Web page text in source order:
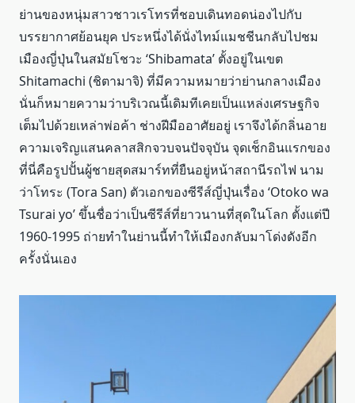
ย่านของหนุ่มสาวชาวเรโทรที่ชอบเดินทอดน่องไปกับ
บรรยากาศย้อนยุค ประหนึ่งได้นั่งไทม์แมชชีนกลับไปชม
เมืองญี่ปุ่นในสมัยโชวะ ‘Shibamata’ ตั้งอยู่ในเขต
Shitamachi (ชิตามาจิ) ที่มีความหมายว่าย่านกลางเมือง
นั่นก็หมายความว่าบริเวณนี้เดิมทีเคยเป็นแหล่งเศรษฐกิจ
เต็มไปด้วยเหล่าพ่อค้า ช่างฝีมืออาศัยอยู่ เราจึงได้กลิ่นอาย
ความเจริญแสนคลาสสิกจวบจนปัจจุบัน จุดเช็กอินแรกของ
ที่นี่คือรูปปั้นผู้ชายสุดสมาร์ทที่ยืนอยู่หน้าสถานีรถไฟ นาม
ว่าโทระ (Tora San) ตัวเอกของซีรีส์ญี่ปุ่นเรื่อง ‘Otoko wa
Tsurai yo’ ขึ้นชื่อว่าเป็นซีรีส์ที่ยาวนานที่สุดในโลก ตั้งแต่ปี
1960-1995 ถ่ายทำในย่านนี้ทำให้เมืองกลับมาโด่งดังอีก
ครั้งนั่นเอง